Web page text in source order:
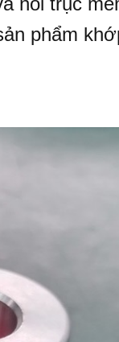
phẩm